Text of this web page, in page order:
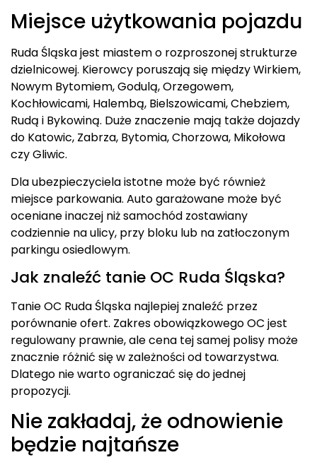
Miejsce użytkowania pojazdu
Ruda Śląska jest miastem o rozproszonej strukturze
dzielnicowej. Kierowcy poruszają się między Wirkiem,
Nowym Bytomiem, Godulą, Orzegowem,
Kochłowicami, Halembą, Bielszowicami, Chebziem,
Rudą i Bykowiną. Duże znaczenie mają także dojazdy
do Katowic, Zabrza, Bytomia, Chorzowa, Mikołowa
czy Gliwic.
Dla ubezpieczyciela istotne może być również
miejsce parkowania. Auto garażowane może być
oceniane inaczej niż samochód zostawiany
codziennie na ulicy, przy bloku lub na zatłoczonym
parkingu osiedlowym.
Jak znaleźć tanie OC Ruda Śląska?
Tanie OC Ruda Śląska najlepiej znaleźć przez
porównanie ofert. Zakres obowiązkowego OC jest
regulowany prawnie, ale cena tej samej polisy może
znacznie różnić się w zależności od towarzystwa.
Dlatego nie warto ograniczać się do jednej
propozycji.
Nie zakładaj, że odnowienie
będzie najtańsze